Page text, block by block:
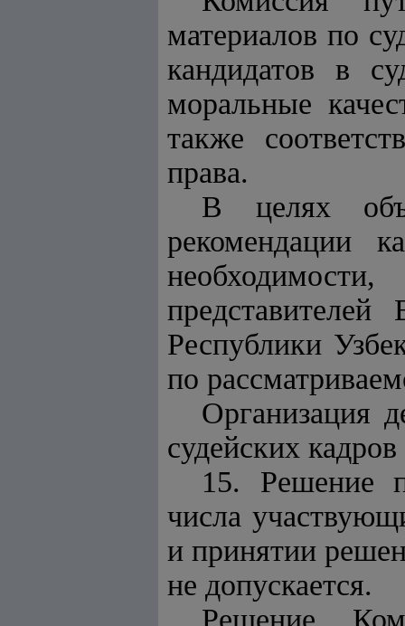
материалов по
кандидатов в
моральные
также
права.
В целях
рекомендации
Республики
по
Организация
судейских
15. Решение
числа
и принятии
не допускается.
Решение